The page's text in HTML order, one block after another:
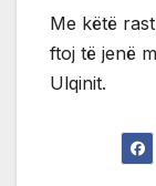
Me këtë
ftoj të jenë
Ulqinit.